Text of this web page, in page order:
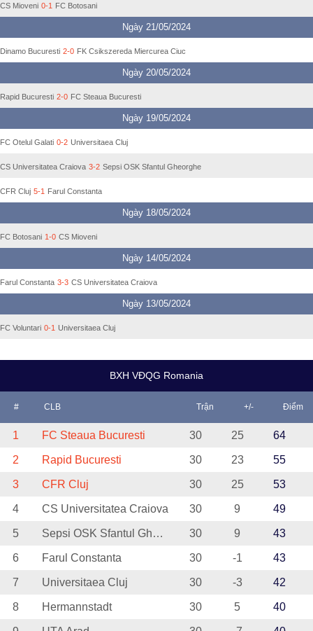
CS Mioveni 0-1 FC Botosani
Ngày 21/05/2024
Dinamo Bucuresti 2-0 FK Csikszereda Miercurea Ciuc
Ngày 20/05/2024
Rapid Bucuresti 2-0 FC Steaua Bucuresti
Ngày 19/05/2024
FC Otelul Galati 0-2 Universitaea Cluj
CS Universitatea Craiova 3-2 Sepsi OSK Sfantul Gheorghe
CFR Cluj 5-1 Farul Constanta
Ngày 18/05/2024
FC Botosani 1-0 CS Mioveni
Ngày 14/05/2024
Farul Constanta 3-3 CS Universitatea Craiova
Ngày 13/05/2024
FC Voluntari 0-1 Universitaea Cluj
BXH VĐQG Romania
# CLB Trận +/- Điểm
1 FC Steaua Bucuresti 30 25 64
2 Rapid Bucuresti 30 23 55
3 CFR Cluj 30 25 53
4 CS Universitatea Craiova 30 9 49
5 Sepsi OSK Sfantul Gheorghe 30 9 43
6 Farul Constanta 30 -1 43
7 Universitaea Cluj 30 -3 42
8 Hermannstadt 30 5 40